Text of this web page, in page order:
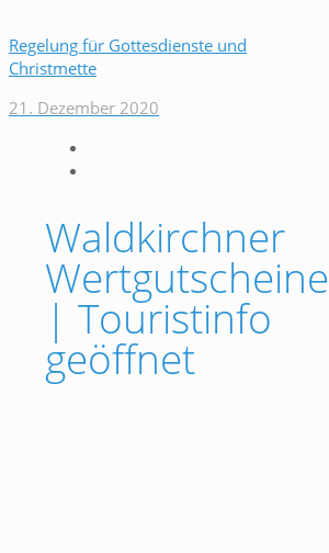
Regelung für Gottesdienste und
Christmette
21. Dezember 2020
Waldkirchner
Wertgutscheine
| Touristinfo
geöffnet